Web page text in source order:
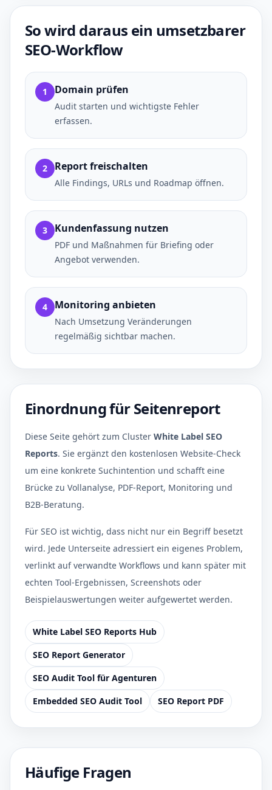
So wird daraus ein umsetzbarer
SEO-Workflow
1 Domain prüfen
Audit starten und wichtigste Fehler
erfassen.
2 Report freischalten
Alle Findings, URLs und Roadmap öffnen.
3 Kundenfassung nutzen
PDF und Maßnahmen für Briefing oder
Angebot verwenden.
4 Monitoring anbieten
Nach Umsetzung Veränderungen
regelmäßig sichtbar machen.
Einordnung für Seitenreport
Diese Seite gehört zum Cluster White Label SEO
Reports. Sie ergänzt den kostenlosen Website-Check
um eine konkrete Suchintention und schafft eine
Brücke zu Vollanalyse, PDF-Report, Monitoring und
B2B-Beratung.
Für SEO ist wichtig, dass nicht nur ein Begriff besetzt
wird. Jede Unterseite adressiert ein eigenes Problem,
verlinkt auf verwandte Workflows und kann später mit
echten Tool-Ergebnissen, Screenshots oder
Beispielauswertungen weiter aufgewertet werden.
White Label SEO Reports Hub
SEO Report Generator
SEO Audit Tool für Agenturen
Embedded SEO Audit Tool
SEO Report PDF
Häufige Fragen